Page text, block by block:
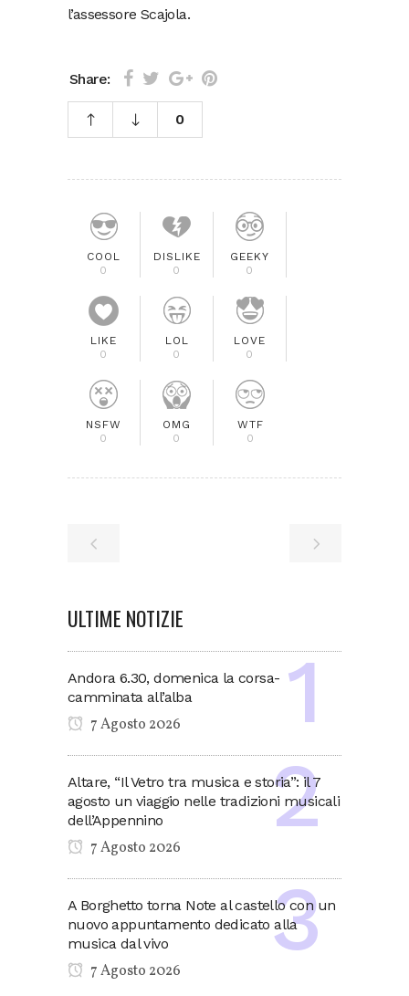
l’assessore Scajola.
Share:
0
COOL
0
DISLIKE
0
GEEKY
0
LIKE
0
LOL
0
LOVE
0
NSFW
0
OMG
0
WTF
0
ULTIME NOTIZIE
Andora 6.30, domenica la corsa-
camminata all’alba
7 Agosto 2026
Altare, “Il Vetro tra musica e storia”: il 7
agosto un viaggio nelle tradizioni musicali
dell’Appennino
7 Agosto 2026
A Borghetto torna Note al castello con un
nuovo appuntamento dedicato alla
musica dal vivo
7 Agosto 2026